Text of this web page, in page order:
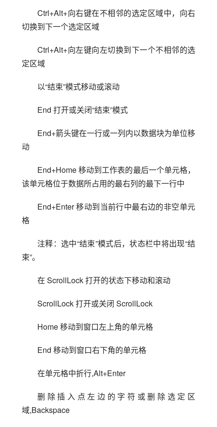
Ctrl+Alt+向右键在不相邻的选定区域中，向右
切换到下一个选定区域
Ctrl+Alt+向左键向左切换到下一个不相邻的选
定区域
以“结束”模式移动或滚动
End 打开或关闭“结束”模式
End+箭头键在一行或一列内以数据块为单位移
动
End+Home 移动到工作表的最后一个单元格，
该单元格位于数据所占用的最右列的最下一行中
End+Enter 移动到当前行中最右边的非空单元
格
注释：选中“结束”模式后，状态栏中将出现“结
束”。
在 ScrollLock 打开的状态下移动和滚动
ScrollLock 打开或关闭 ScrollLock
Home 移动到窗口左上角的单元格
End 移动到窗口右下角的单元格
在单元格中折行,Alt+Enter
删除插入点左边的字符或删除选定区
域,Backspace